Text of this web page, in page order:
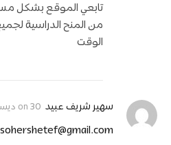
تابعي الموقع بشكل
من المنح الدراسية
الوقت
سهير شريف عبيد 30 ديسمبر، 2025 1:18 ص
sohershetef@gmail.com